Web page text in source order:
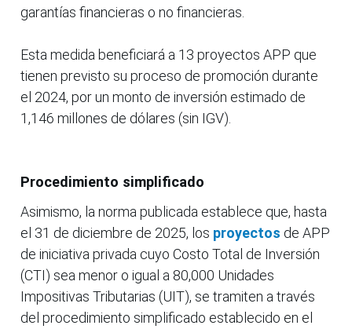
garantías financieras o no financieras.
Esta medida beneficiará a 13 proyectos APP que
tienen previsto su proceso de promoción durante
el 2024, por un monto de inversión estimado de
1,146 millones de dólares (sin IGV).
Procedimiento simplificado
Asimismo, la norma publicada establece que, hasta
el 31 de diciembre de 2025, los proyectos de APP
de iniciativa privada cuyo Costo Total de Inversión
(CTI) sea menor o igual a 80,000 Unidades
Impositivas Tributarias (UIT), se tramiten a través
del procedimiento simplificado establecido en el